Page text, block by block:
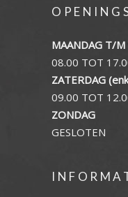
MAANDAG T/M
08.00 TOT
ZATERDAG
09.00 TOT
ZONDAG
GESLOTEN